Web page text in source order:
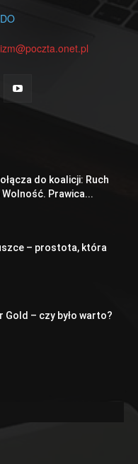
do koalicji: Ruch
Prawica...
– prostota, która
Gold – czy było warto?